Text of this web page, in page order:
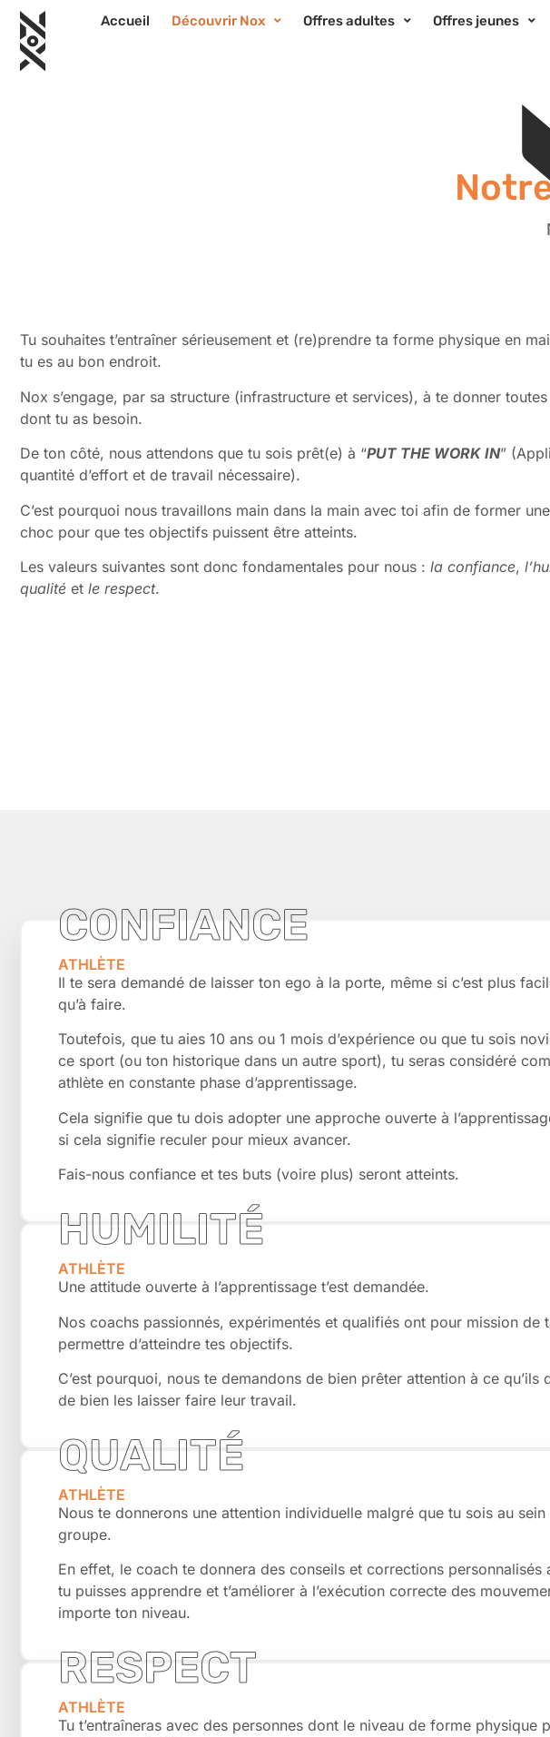
Accueil Découvrir Nox Offres adultes Offres jeunes
Tu souhaites t’entraîner sérieusement et (re)prendre ta forme physique en
tu es au bon endroit.
Nox s’engage, par sa structure (infrastructure et services), à te donner
dont tu as besoin.
De ton côté, nous attendons que tu sois prêt(e) à “PUT THE WORK IN”
quantité d’effort et de travail nécessaire).
C’est pourquoi nous travaillons main dans la main avec toi afin de former
choc pour que tes objectifs puissent être atteints.
Les valeurs suivantes sont donc fondamentales pour nous : la confiance,
qualité et le respect.
CONFIANCE
ATHLÈTE
Il te sera demandé de laisser ton ego à la porte, même si c’est plus
qu’à faire.
Toutefois, que tu aies 10 ans ou 1 mois d’expérience ou que tu sois
ce sport (ou ton historique dans un autre sport), tu seras considéré
athlète en constante phase d’apprentissage.
Cela signifie que tu dois adopter une approche ouverte à
si cela signifie reculer pour mieux avancer.
Fais-nous confiance et tes buts (voire plus) seront atteints.
HUMILITÉ
ATHLÈTE
Une attitude ouverte à l’apprentissage t’est demandée.
Nos coachs passionnés, expérimentés et qualifiés ont pour mission de
permettre d’atteindre tes objectifs.
C’est pourquoi, nous te demandons de bien prêter attention à ce qu’ils
de bien les laisser faire leur travail.
QUALITÉ
ATHLÈTE
Nous te donnerons une attention individuelle malgré que tu sois au sein
groupe.
En effet, le coach te donnera des conseils et corrections personnalisés
tu puisses apprendre et t’améliorer à l’exécution correcte des
importe ton niveau.
RESPECT
ATHLÈTE
Tu t’entraîneras avec des personnes dont le niveau de forme physique